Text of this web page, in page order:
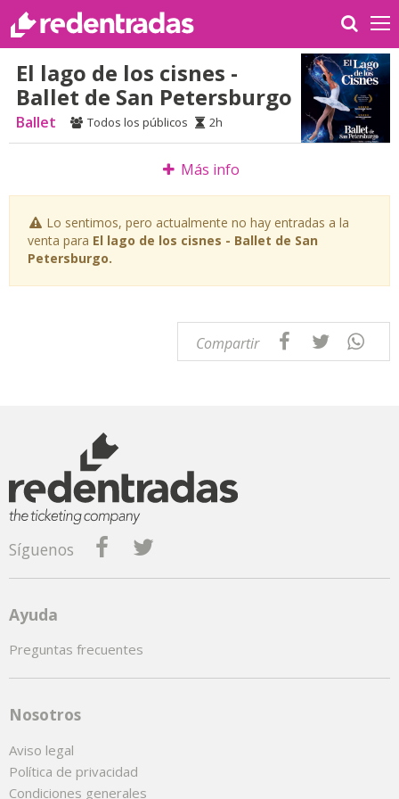
El lago de los cisnes -
Ballet de San Petersburgo
Ballet Todos los públicos 2h
Más info
Lo sentimos, pero actualmente no hay entradas a la
venta para El lago de los cisnes - Ballet de San
Petersburgo.
Compartir
Síguenos
Ayuda
Preguntas frecuentes
Nosotros
Aviso legal
Política de privacidad
Condiciones generales